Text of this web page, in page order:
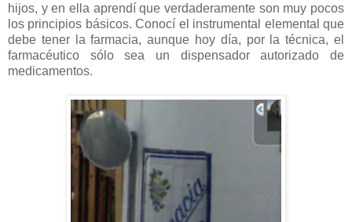
hijos, y en ella aprendí que verdaderamente son muy pocos
los principios básicos. Conocí el instrumental elemental que
debe tener la farmacia, aunque hoy día, por la técnica, el
farmacéutico sólo sea un dispensador autorizado de
medicamentos.